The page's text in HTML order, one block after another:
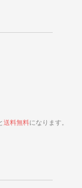
送料無料になります。